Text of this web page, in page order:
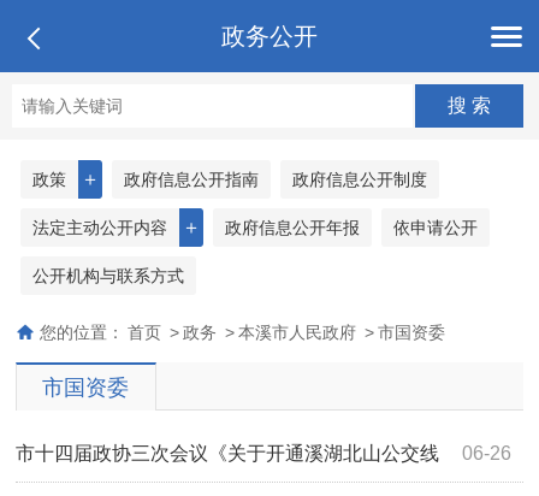
政务公开
＋
政策 政府信息公开指南 政府信息公开制度
＋
法定主动公开内容 政府信息公开年报 依申请公开
公开机构与联系方式
您的位置： 首页 > 政务 > 本溪市人民政府 > 市国资委
市国资委
06-26
市十四届政协三次会议《关于开通溪湖北山公交线